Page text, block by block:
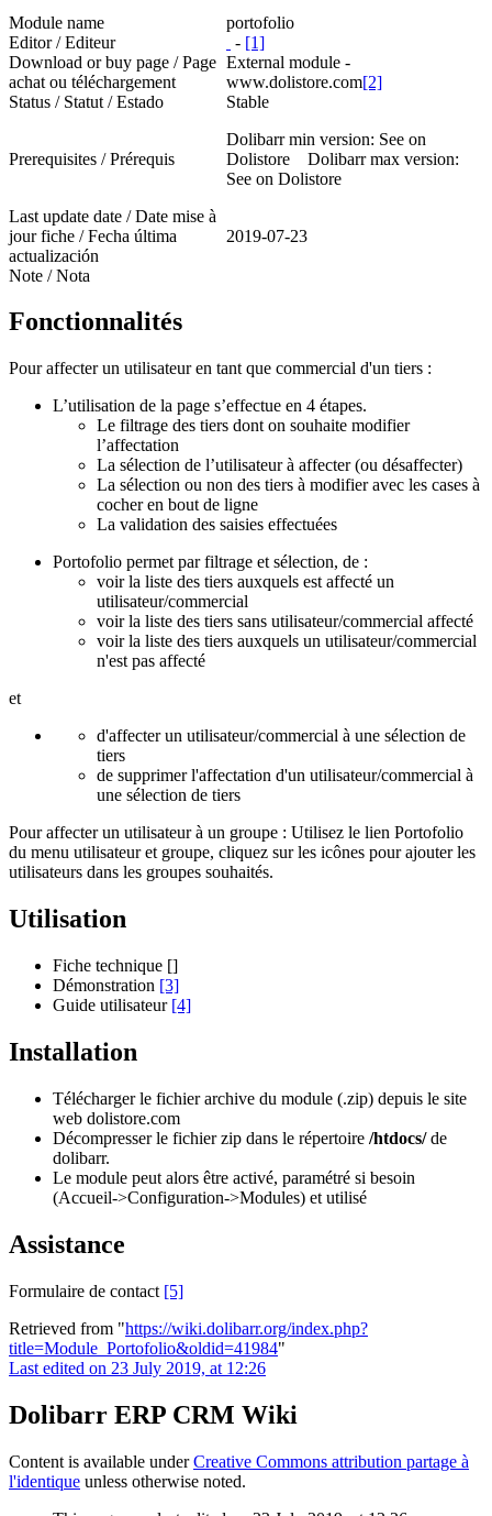
Module name
portofolio
Editor / Editeur
- [1]
Download or buy page / Page
achat ou téléchargement
External module -
www.dolistore.com[2]
Status / Statut / Estado
Stable
Prerequisites / Prérequis
Dolibarr min version: See on
Dolistore Dolibarr max version:
See on Dolistore
Last update date / Date mise à
jour fiche / Fecha última
actualización
2019-07-23
Note / Nota
Fonctionnalités
Pour affecter un utilisateur en tant que commercial d'un tiers :
L’utilisation de la page s’effectue en 4 étapes.
Le filtrage des tiers dont on souhaite modifier
l’affectation
La sélection de l’utilisateur à affecter (ou désaffecter)
La sélection ou non des tiers à modifier avec les cases à
cocher en bout de ligne
La validation des saisies effectuées
Portofolio permet par filtrage et sélection, de :
voir la liste des tiers auxquels est affecté un
utilisateur/commercial
voir la liste des tiers sans utilisateur/commercial affecté
voir la liste des tiers auxquels un utilisateur/commercial
n'est pas affecté
et
d'affecter un utilisateur/commercial à une sélection de
tiers
de supprimer l'affectation d'un utilisateur/commercial à
une sélection de tiers
Pour affecter un utilisateur à un groupe : Utilisez le lien Portofolio
du menu utilisateur et groupe, cliquez sur les icônes pour ajouter les
utilisateurs dans les groupes souhaités.
Utilisation
Fiche technique []
Démonstration [3]
Guide utilisateur [4]
Installation
Télécharger le fichier archive du module (.zip) depuis le site
web dolistore.com
Décompresser le fichier zip dans le répertoire /htdocs/de
dolibarr.
Le module peut alors être activé, paramétré si besoin
(Accueil->Configuration->Modules) et utilisé
Assistance
Formulaire de contact [5]
Retrieved from "https://wiki.dolibarr.org/index.php?
title=Module_Portofolio&oldid=41984"
Last edited on 23 July 2019, at 12:26
Dolibarr ERP CRM Wiki
Content is available underCreative Commons attribution partage à
l'identique unless otherwise noted.